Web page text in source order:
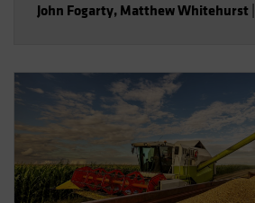
John Fogarty, Matthew Whitehurst